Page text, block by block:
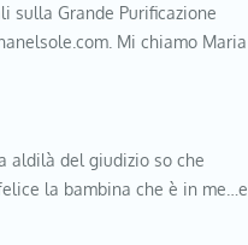
sulla Grande Purificazione
Mi chiamo Maria
aldilà del giudizio so che
la bambina che è in me…e